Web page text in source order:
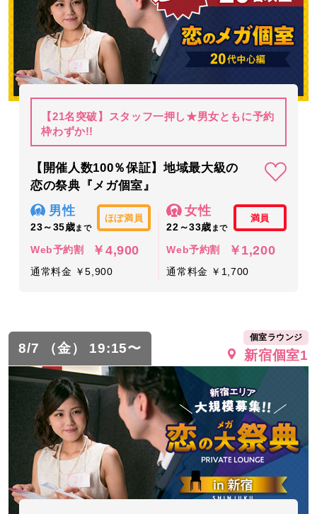
【21名突破】スタッフ一押し★男女ともに予約
枠わずか!!
【開催人数100％保証】地域最大級の
恋の祭典『メガ個室』
男性
23～35歳まで
ほぼ満員
Web予約割 ￥4,900
通常料金 ￥5,900
女性
22～33歳 まで
満員
Web予約割 ￥1,200
通常料金 ￥1,700
8/7 （金） 19:15〜
個室ラウンジ
新宿個室1